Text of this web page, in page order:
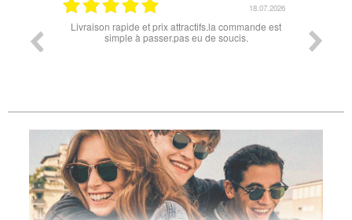
06.07.2026
Super lunette merci pour les lunettes pour l'éclipse